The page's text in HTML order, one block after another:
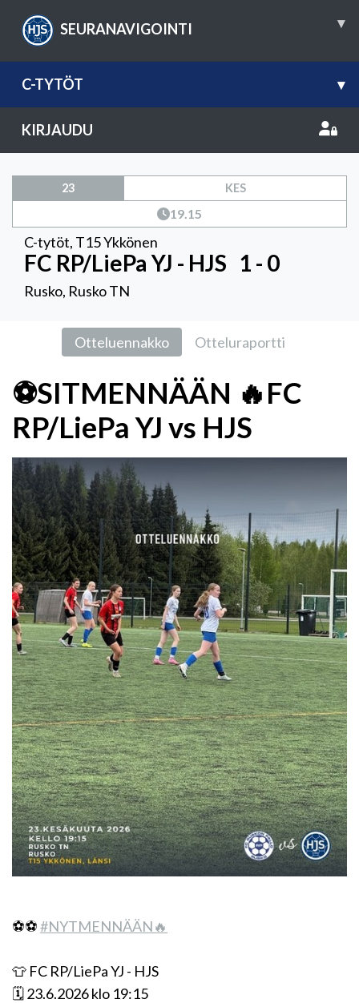
SEURANAVIGOINTI ▾
C-TYTÖT ▾
KIRJAUDU
23 KES
19.15
C-tytöt, T15 Ykkönen
FC RP/LiePa YJ - HJS 1 - 0
Rusko, Rusko TN
Otteluennakko Otteluraportti
⚽️SITMENNÄÄN 🔥FC
RP/LiePa YJ vs HJS
⚽️⚽️#NYTMENNÄÄN🔥
👕 FC RP/LiePa YJ - HJS
🗓️ 23.6.2026 klo 19:15